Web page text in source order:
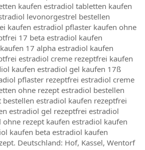
kaufen estradiol tabletten kaufen
levonorgestrel bestellen
kaufen estradiol pflaster kaufen ohne
17 beta estradiol kaufen
17 alpha estradiol kaufen
estradiol creme rezeptfrei kaufen
kaufen estradiol gel kaufen 17ß
pflaster rezeptfrei estradiol creme
ohne rezept estradiol bestellen
estradiol kaufen rezeptfrei
estradiol gel rezeptfrei estradiol
rezept kaufen estradiol kaufen
kaufen beta estradiol kaufen
Deutschland: Hof, Kassel, Wentorf